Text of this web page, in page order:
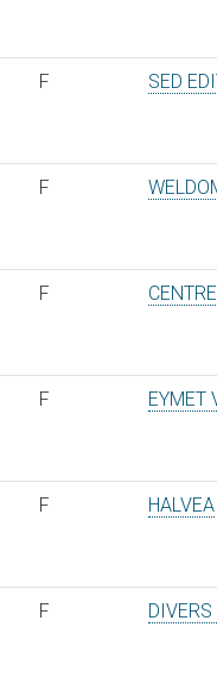
F SED
F
F
F EYMET
F HALVEA
F